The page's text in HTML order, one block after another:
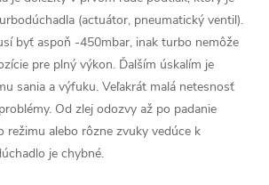
(actuátor, pneumatický ventil).
byť aspoň -450mbar, inak turbo nemôže
pre plný výkon. Ďalším úskalím je
sania a výfuku. Veľakrát malá netesnosť
Od zlej odozvy až po padanie
režimu alebo rôzne zvuky vedúce k
je chybné.